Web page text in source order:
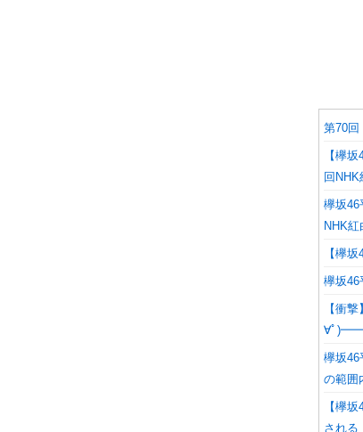
第70回
【欅
回NHK
欅坂46
NHK紅
【欅
欅坂46
【衝
∀ﾟ
欅坂46
の範囲
【欅
される